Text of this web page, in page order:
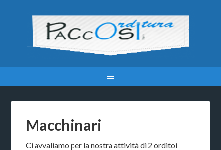
Macchinari
Ci avvaliamo per la nostra attività di 2 orditoi